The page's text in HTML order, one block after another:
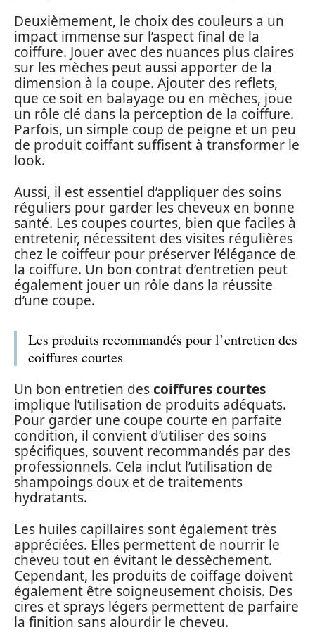
Deuxièmement, le choix des couleurs a un
impact immense sur l’aspect final de la
coiffure. Jouer avec des nuances plus claires
sur les mèches peut aussi apporter de la
dimension à la coupe. Ajouter des reflets,
que ce soit en balayage ou en mèches, joue
un rôle clé dans la perception de la coiffure.
Parfois, un simple coup de peigne et un peu
de produit coiffant suffisent à transformer le
look.
Aussi, il est essentiel d’appliquer des soins
réguliers pour garder les cheveux en bonne
santé. Les coupes courtes, bien que faciles à
entretenir, nécessitent des visites régulières
chez le coiffeur pour préserver l’élégance de
la coiffure. Un bon contrat d’entretien peut
également jouer un rôle dans la réussite
d’une coupe.
Les produits recommandés pour l’entretien des
coiffures courtes
Un bon entretien descoiffures courtes
implique l’utilisation de produits adéquats.
Pour garder une coupe courte en parfaite
condition, il convient d’utiliser des soins
spécifiques, souvent recommandés par des
professionnels. Cela inclut l’utilisation de
shampoings doux et de traitements
hydratants.
Les huiles capillaires sont également très
appréciées. Elles permettent de nourrir le
cheveu tout en évitant le dessèchement.
Cependant, les produits de coiffage doivent
également être soigneusement choisis. Des
cires et sprays légers permettent de parfaire
la finition sans alourdir le cheveu.